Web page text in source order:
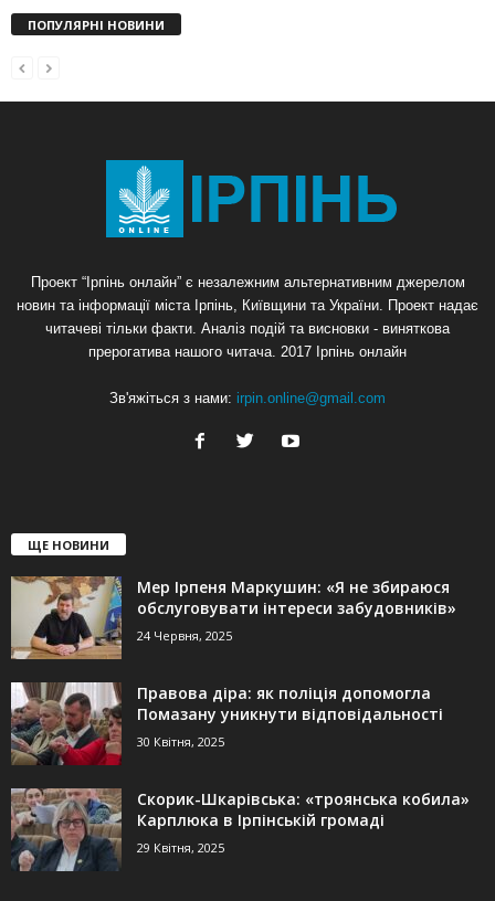
ПОПУЛЯРНІ НОВИНИ
Проект “Ірпінь онлайн” є незалежним альтернативним джерелом
новин та інформації міста Ірпінь, Київщини та України. Проект надає
читачеві тільки факти. Аналіз подій та висновки - виняткова
прерогатива нашого читача. 2017 Ірпінь онлайн
Зв'яжіться з нами: irpin.online@gmail.com
ЩЕ НОВИНИ
Мер Ірпеня Маркушин: «Я не збираюся
обслуговувати інтереси забудовників»
24 Червня, 2025
Правова діра: як поліція допомогла
Помазану уникнути відповідальності
30 Квітня, 2025
Скорик-Шкарівська: «троянська кобила»
Карплюка в Ірпінській громаді
29 Квітня, 2025